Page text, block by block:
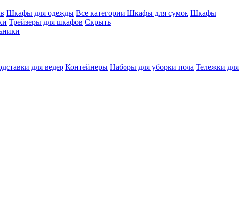
Шкафы для одежды Все категории Шкафы для сумок Шкафы
Трейзеры для шкафов Скрыть
для ведер Контейнеры Наборы для уборки пола Тележки для